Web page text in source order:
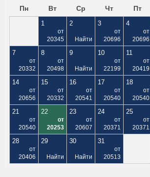
Пн Вт Ср Чт Пт
1
от
20345
2
Найти
3
от
20696
4
от
20696
7
от
20332
8
от
20498
9
Найти
10
от
22199
11
от
20419
14
от
20656
15
от
20332
16
от
20541
17
от
20540
18
от
20540
21
от
20540
22
от
20253
23
от
20607
24
от
20371
25
от
20371
28
от
20406
29
Найти
30
Найти
31
от
20513